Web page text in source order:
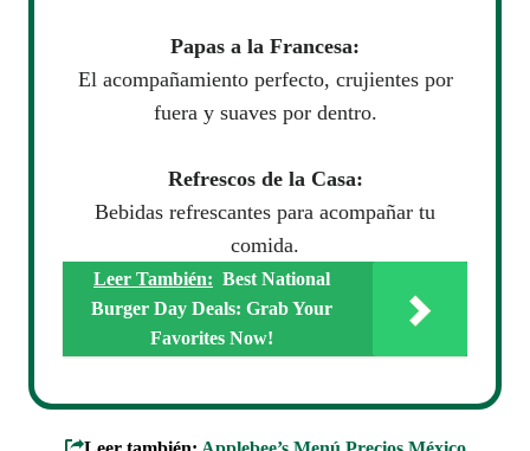
Papas a la Francesa:
El acompañamiento perfecto, crujientes por
fuera y suaves por dentro.
Refrescos de la Casa:
Bebidas refrescantes para acompañar tu
comida.
Leer También: Best National
Burger Day Deals: Grab Your
Favorites Now!